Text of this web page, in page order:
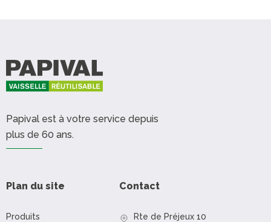
Papival est à votre service depuis
plus de 60 ans.
Plan du site
Produits
Contact
Rte de Préjeux 10